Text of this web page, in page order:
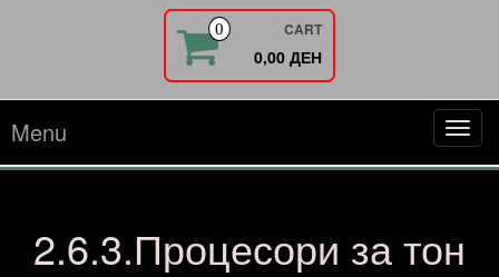
0 CART
0,00 ДЕН
Menu
2.6.3.Процесори за тон